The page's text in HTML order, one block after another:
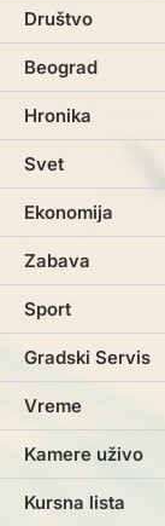
Društvo
Beograd
Hronika
Svet
Ekonomija
Zabava
Sport
Gradski Servis
Vreme
Kamere uživo
Kursna lista